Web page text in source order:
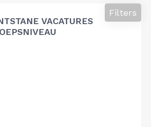
VACATURES
Filters